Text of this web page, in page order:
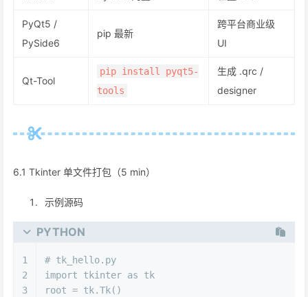
PyQt5 /
PySide6
pip 最新
跨平台商业级
UI
Qt-Tool
pip install pyqt5-
tools
生成 .qrc /
designer
6.1 Tkinter 单文件打包（5 min）
示例源码
PYTHON
1
2
3
# tk_hello.py
import tkinter as tk
root = tk.Tk()